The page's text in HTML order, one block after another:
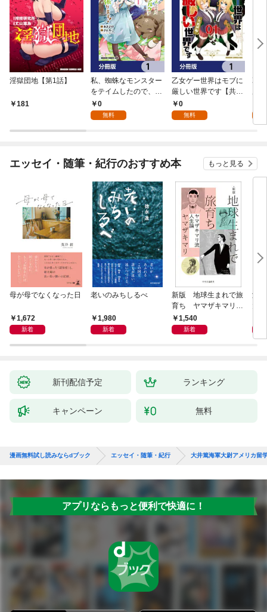
淫獄団地【第1話】
181
私、蜘蛛なモンスター
をテイムしたので、ス
パイダーシルクで裁縫
を頑張ります！【分冊
0
無料
乙女ゲー世界はモブに
厳しい世界です【共和
国編】【分冊版】 1
0
無料
乙
エッセイ・随筆・紀行のおすすめ本 もっと見る
母が母でなくなった日
1,672
新着
老いのみちしるべ
1,980
新着
新版 地球生まれで旅
育ち ヤマザキマリ流
人生論
1,540
新着
激
新刊配信予定 ランキング
キャンペーン 無料
漫画無料試し読みならdブック エッセイ・随筆・紀行 大井篤海軍大尉アメリカ留
アプリならもっと便利で快適に！